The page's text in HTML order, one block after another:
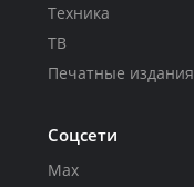
Техника
ТВ
Печатные издания
Соцсети
Max